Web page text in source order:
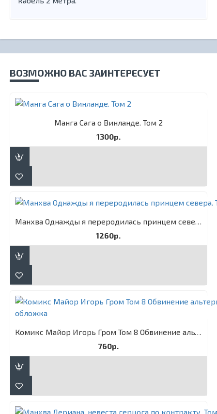
ВОЗМОЖНО ВАС ЗАИНТЕРЕСУЕТ
Манга Сага о Винланде. Том 2
1300р.
Манхва Однажды я переродилась принцем севера. Том 1
1260р.
Комикс Майор Игорь Гром Том 8 Обвинение альтернативная обложка
760р.